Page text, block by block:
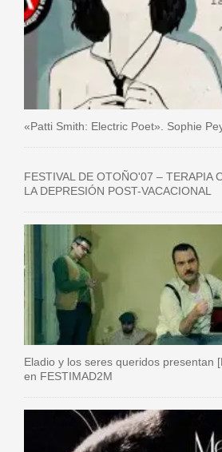
«Patti Smith: Electric Poet». Sophie
FESTIVAL DE OTOÑO'07 – TERAPIA
LA DEPRESIÓN POST-VACACIONAL
Eladio y los seres queridos presentan
en FESTIMAD2M